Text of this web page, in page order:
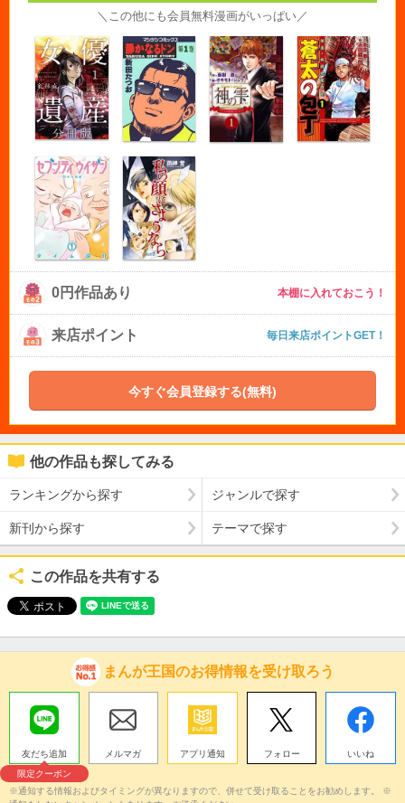
＼この他にも会員無料漫画がいっぱい／
0円作品あり 本棚に入れておこう！
来店ポイント 毎日来店ポイントGET！
今すぐ会員登録する(無料)
他の作品も探してみる
ランキングから探す ジャンルで探す
新刊から探す テーマで探す
この作品を共有する
まんが王国のお得情報を受け取ろう
友だち追加
限定クーポン
メルマガ アプリ通知 フォロー いいね
※通知する情報およびタイミングが異なりますので、併せて受け取ることをお勧めします。 ※